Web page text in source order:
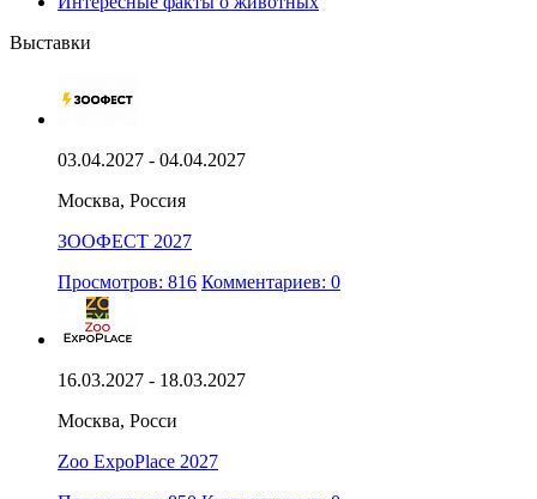
Выставки
03.04.2027 - 04.04.2027
Москва, Россия
ЗООФЕСТ 2027
Просмотров: 816 Комментариев: 0
16.03.2027 - 18.03.2027
Москва, Росси
Zoo ExpoPlace 2027